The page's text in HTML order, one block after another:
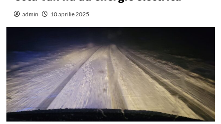
admin 10 aprilie 2025